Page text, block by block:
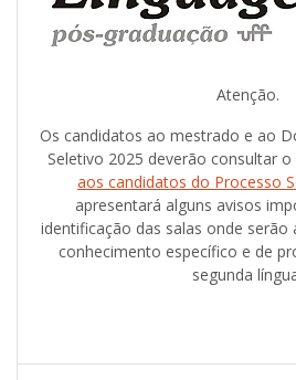
Atenção.
Os candidatos ao mestrado e ao
Seletivo 2025 deverão consultar
aos candidatos do Processo
apresentará alguns avisos
identificação das salas onde serão
conhecimento específico e de
segunda